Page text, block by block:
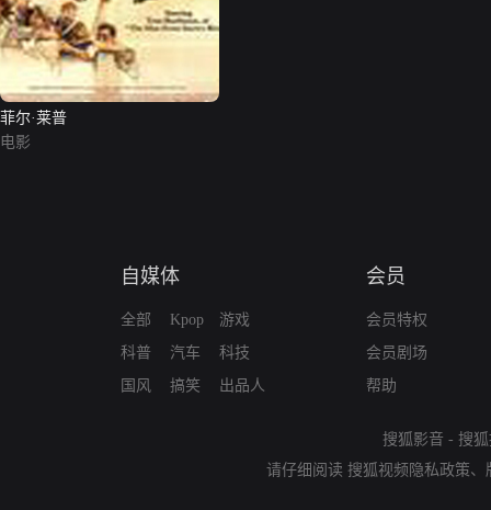
菲尔·莱普
电影
自媒体
全部
科普
国风
Kpop
汽车
搞笑
游戏
科技
出品人
会员
会员特权
会员剧场
帮助
搜狐影音 - 搜
请仔细阅读 搜狐视频隐私政策、